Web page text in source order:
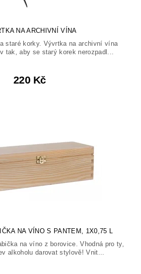
NA ARCHIVNÍ VÍNA
staré korky. Vývrtka na archivní vína
tak, aby se starý korek nerozpadl...
220 Kč
NA VÍNO S PANTEM, 1X0,75 L
na víno z borovice. Vhodná pro ty,
alkoholu darovat stylově! Vnit...